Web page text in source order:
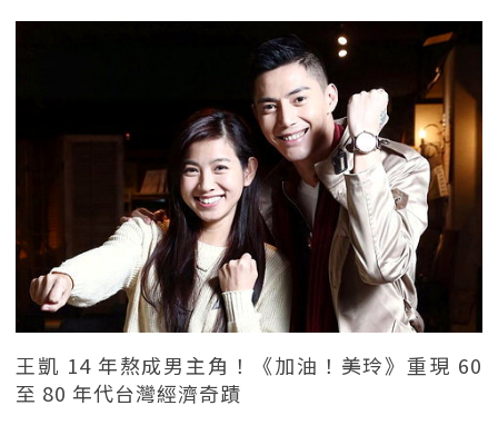
王凱 14 年熬成男主角！《加油！美玲》重現 60
至 80 年代台灣經濟奇蹟